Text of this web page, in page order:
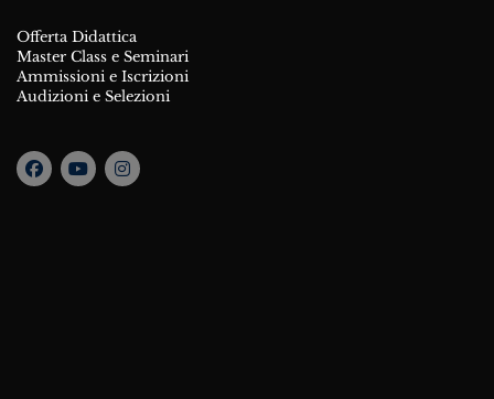
Offerta Didattica
Master Class e Seminari
Ammissioni e Iscrizioni
Audizioni e Selezioni